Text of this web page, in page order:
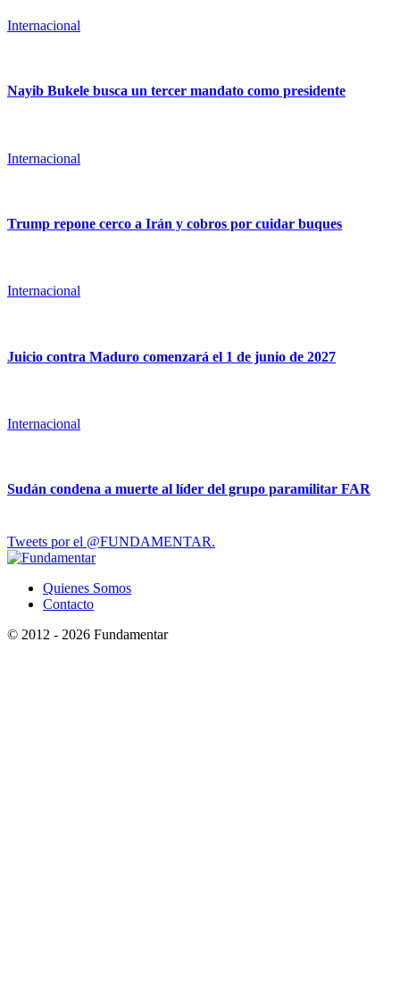
Internacional
Nayib Bukele busca un tercer mandato como presidente
Internacional
Trump repone cerco a Irán y cobros por cuidar buques
Internacional
Juicio contra Maduro comenzará el 1 de junio de 2027
Internacional
Sudán condena a muerte al líder del grupo paramilitar FAR
Tweets por el @FUNDAMENTAR.
Quienes Somos
Contacto
© 2012 - 2026 Fundamentar